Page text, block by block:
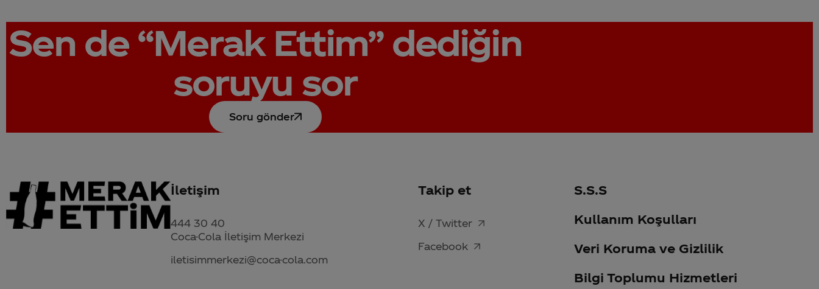
Sen de “Merak Ettim”dediğin
soruyu sor
Soru gönder
İletişim
444 30 40
Coca-Cola İletişim Merkezi
iletisimmerkezi@coca-cola.com
Takip et
X / Twitter
Facebook
S.S.S
Kullanım Koşulları
Veri Koruma ve Gizlilik
Bilgi Toplumu Hizmetleri